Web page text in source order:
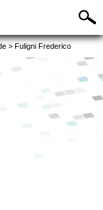
> Fuligni Frederico